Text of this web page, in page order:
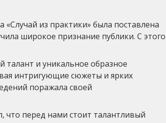
«Случай из практики» была поставлена
широкое признание публики. С этого
и уникальное образное
интригующие сюжеты и ярких
поражала своей
что перед нами стоит талантливый